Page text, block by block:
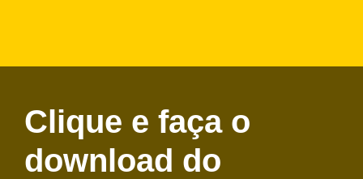
Clique e faça o
download do